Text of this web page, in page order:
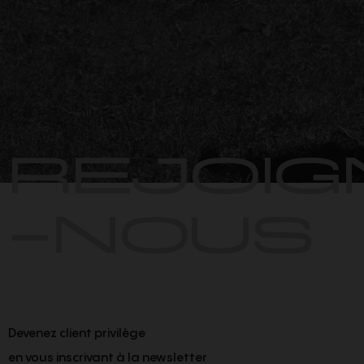
Devenez client privilège
en vous inscrivant à la newsletter